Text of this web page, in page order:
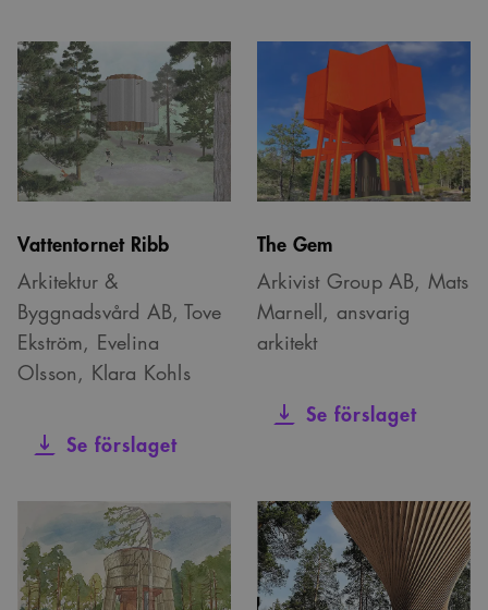
Vattentornet Ribb
Arkitektur &
Byggnadsvård AB, Tove
Ekström, Evelina
Olsson, Klara Kohls
Se förslaget
The Gem
Arkivist Group AB, Mats
Marnell, ansvarig
arkitekt
Se förslaget